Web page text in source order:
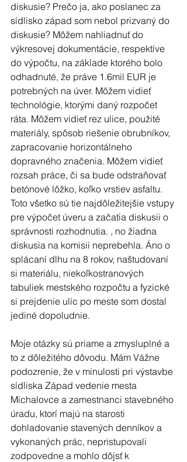
diskusie? Prečo ja, ako poslanec za
sídlisko západ som nebol prizvaný do
diskusie? Môžem nahliadnuť do
výkresovej dokumentácie, respektíve
do výpočtu, na základe ktorého bolo
odhadnuté, že práve 1.6mil EUR je
potrebných na úver. Môžem vidieť
technológie, ktorými daný rozpočet
ráta. Môžem vidieť rez ulice, použité
materiály, spôsob riešenie obrubníkov,
zapracovanie horizontálneho
dopravného značenia. Môžem vidieť
rozsah práce, či sa bude odstraňovať
betónové lôžko, koľko vrstiev asfaltu.
Toto všetko sú tie najdôležitejšie vstupy
pre výpočet úveru a začatia diskusii o
správnosti rozhodnutia. , no žiadna
diskusia na komisii neprebehla. Áno o
splácaní dlhu na 8 rokov, naštudovaní
si materiálu, niekoľkostranových
tabuliek mestského rozpočtu a fyzické
si prejdenie ulíc po meste som dostal
jediné dopoludnie.
Moje otázky sú priame a zmysluplné a
to z dôležitého dôvodu. Mám Vážne
podozrenie, že v minulosti pri výstavbe
sídliska Západ vedenie mesta
Michalovce a zamestnanci stavebného
úradu, ktorí majú na starosti
dohladovanie stavených denníkov a
vykonaných prác, nepristupovali
zodpovedne a mohlo dôjsť k